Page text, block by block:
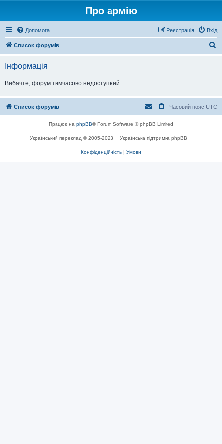
Про армію
Допомога Вхід
Реєстрація
Список форумів
Інформація
Вибачте, форум тимчасово недоступний.
Список форумів Часовий пояс UTC
Працює на phpBB® Forum Software © phpBB Limited
Український переклад © 2005-2023 Українська підтримка phpBB
Конфіденційність | Умови